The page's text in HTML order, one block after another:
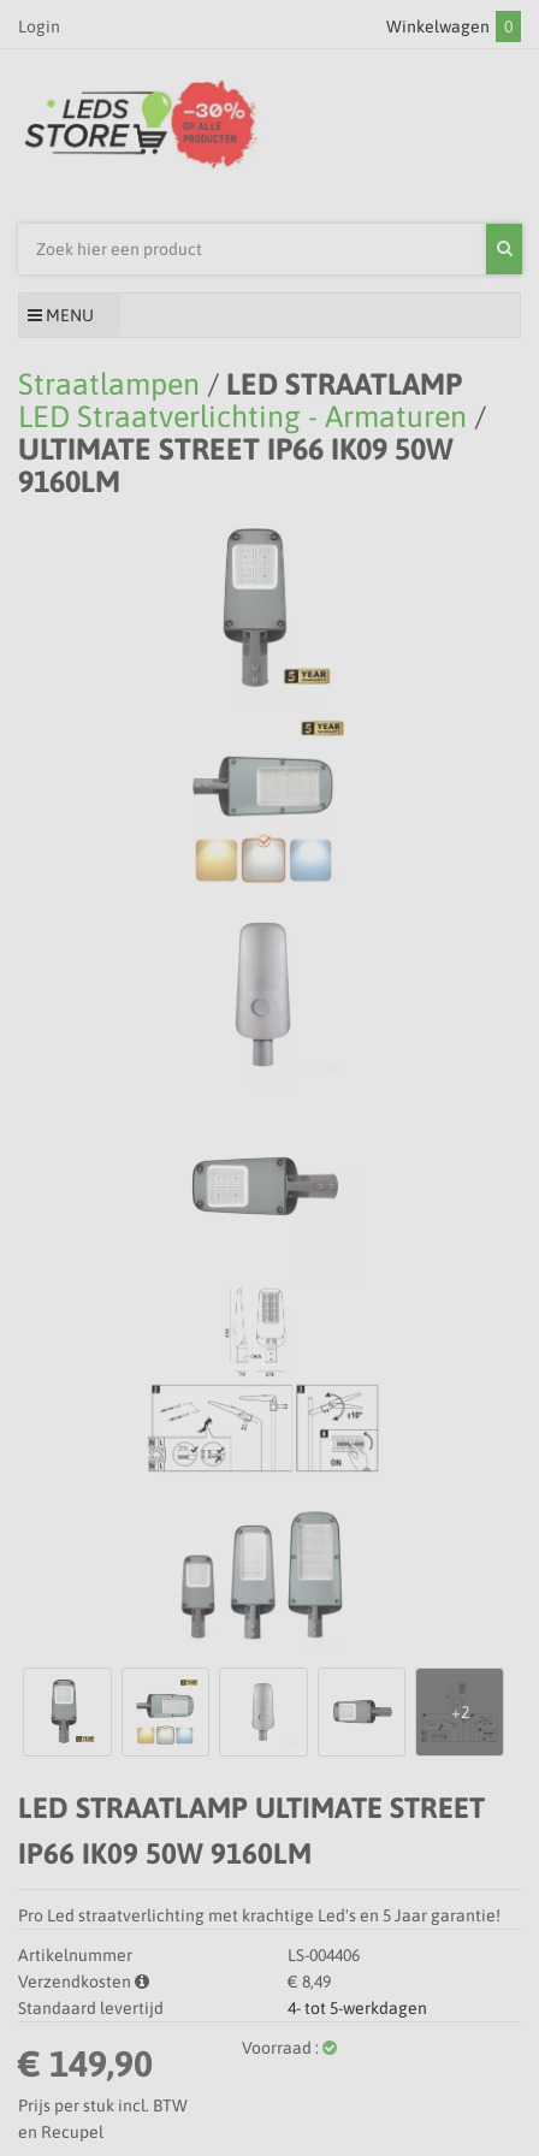
Login Winkelwagen 0
MENU
Straatlampen /
LED Straatverlichting - Armaturen /
LED STRAATLAMP
ULTIMATE STREET IP66 IK09 50W
9160LM
LED STRAATLAMP ULTIMATE STREET
IP66 IK09 50W 9160LM
Pro Led straatverlichting met krachtige Led's en 5 Jaar garantie!
Artikelnummer
LS-004406
Verzendkosten
€ 8,49
Standaard levertijd
4- tot 5-werkdagen
€ 149,90
Prijs per stuk incl. BTW
en Recupel
Voorraad :